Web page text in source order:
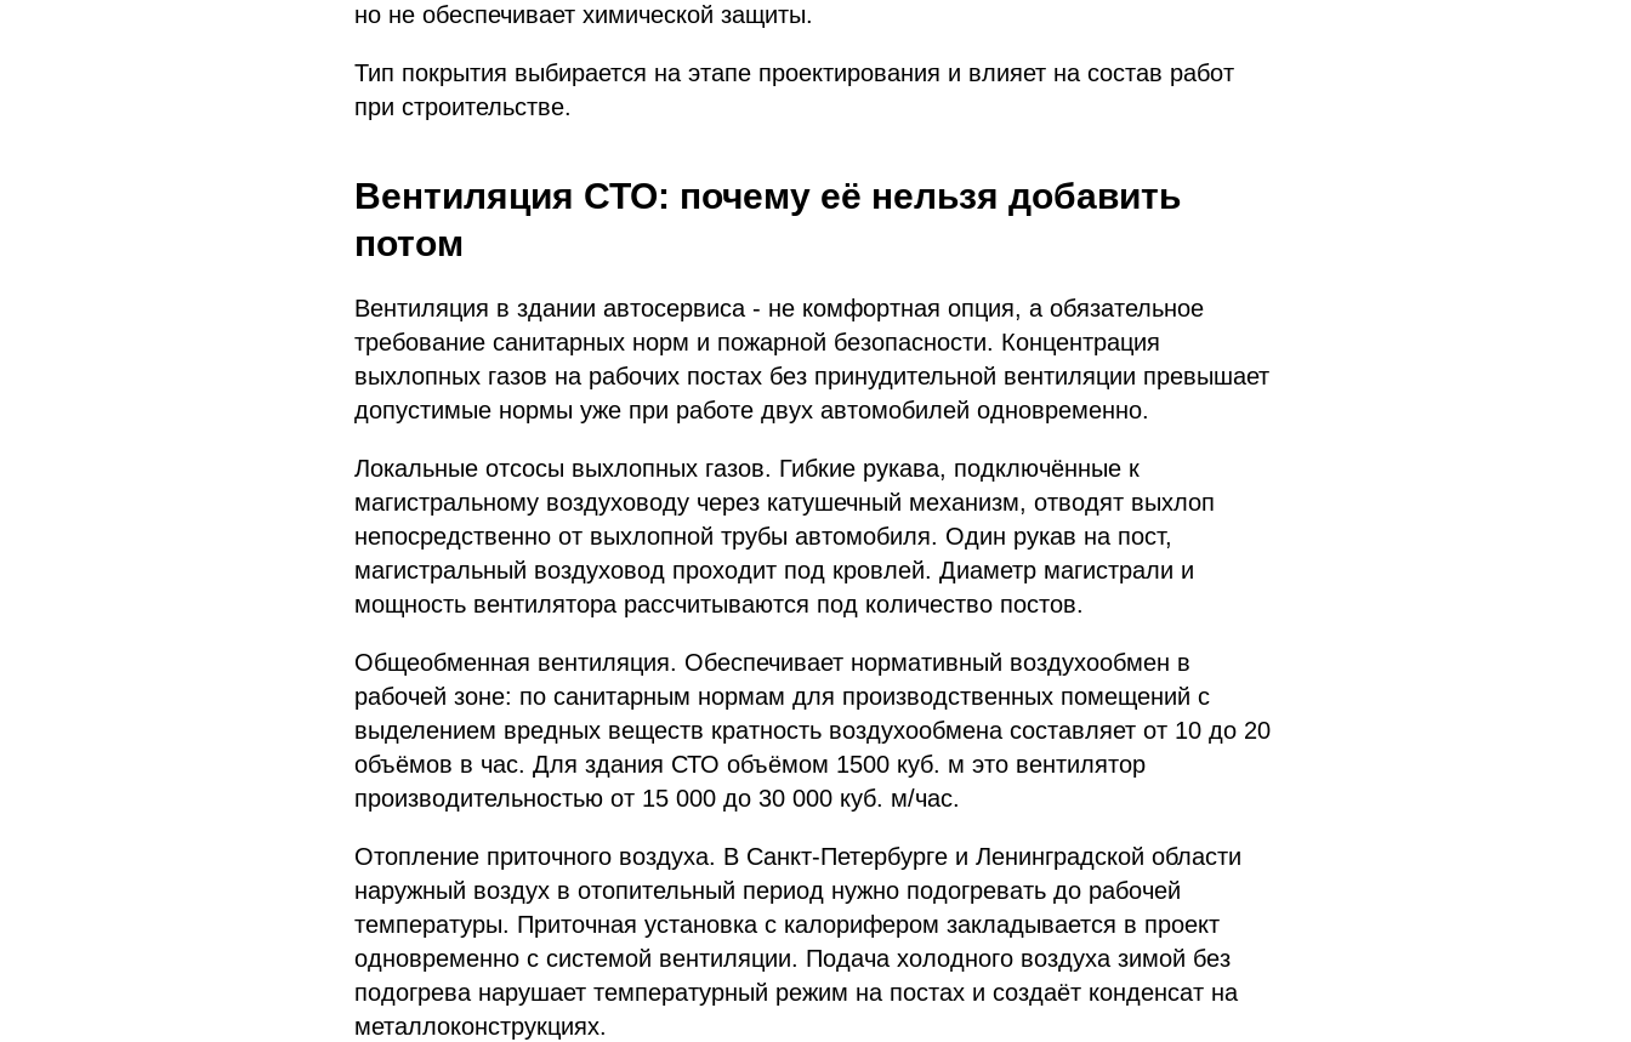
но не обеспечивает химической защиты.
Тип покрытия выбирается на этапе проектирования и влияет на состав работ
при строительстве.
Вентиляция СТО: почему её нельзя добавить
потом
Вентиляция в здании автосервиса - не комфортная опция, а обязательное
требование санитарных норм и пожарной безопасности. Концентрация
выхлопных газов на рабочих постах без принудительной вентиляции превышает
допустимые нормы уже при работе двух автомобилей одновременно.
Локальные отсосы выхлопных газов. Гибкие рукава, подключённые к
магистральному воздуховоду через катушечный механизм, отводят выхлоп
непосредственно от выхлопной трубы автомобиля. Один рукав на пост,
магистральный воздуховод проходит под кровлей. Диаметр магистрали и
мощность вентилятора рассчитываются под количество постов.
Общеобменная вентиляция. Обеспечивает нормативный воздухообмен в
рабочей зоне: по санитарным нормам для производственных помещений с
выделением вредных веществ кратность воздухообмена составляет от 10 до 20
объёмов в час. Для здания СТО объёмом 1500 куб. м это вентилятор
производительностью от 15 000 до 30 000 куб. м/час.
Отопление приточного воздуха. В Санкт-Петербурге и Ленинградской области
наружный воздух в отопительный период нужно подогревать до рабочей
температуры. Приточная установка с калорифером закладывается в проект
одновременно с системой вентиляции. Подача холодного воздуха зимой без
подогрева нарушает температурный режим на постах и создаёт конденсат на
металлоконструкциях.